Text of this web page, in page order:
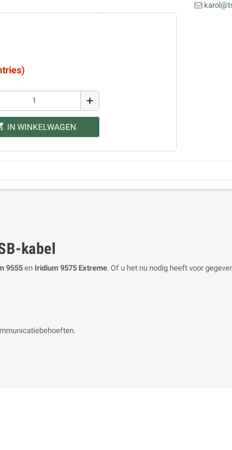
add
IN WINKELWAGEN
kabel
9555en Iridium 9575 Extreme. Of u het nu nodig heeft voor